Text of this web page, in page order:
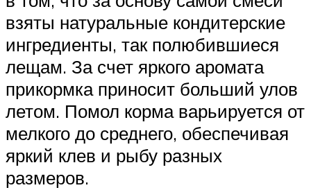
взяты натуральные кондитерские
ингредиенты, так полюбившиеся
лещам. За счет яркого аромата
прикормка приносит больший улов
летом. Помол корма варьируется от
мелкого до среднего, обеспечивая
яркий клев и рыбу разных
размеров.